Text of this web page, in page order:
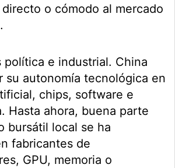
o cómodo al mercado
política e industrial. China
su autonomía tecnológica en
chips, software e
Hasta ahora, buena parte
bursátil local se ha
fabricantes de
GPU, memoria o